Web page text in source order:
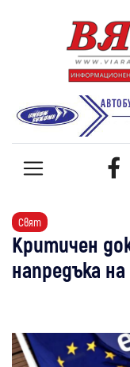
Свят
Критичен
напредъка